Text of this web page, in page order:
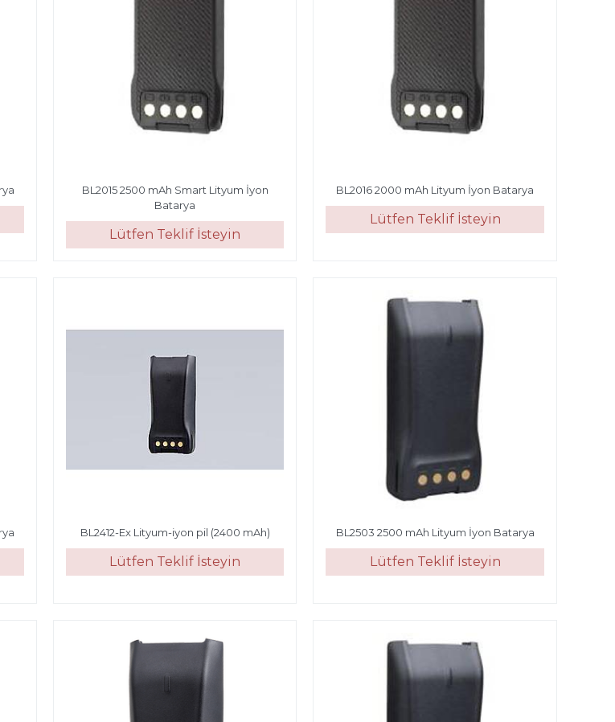
BL2015 2500 mAh Smart Lityum İyon
Batarya
Lütfen Teklif İsteyin
BL2016 2000 mAh Lityum İyon Batarya
Lütfen Teklif İsteyin
BL2412-Ex Lityum-iyon pil (2400 mAh)
Lütfen Teklif İsteyin
BL2503 2500 mAh Lityum İyon Batarya
Lütfen Teklif İsteyin